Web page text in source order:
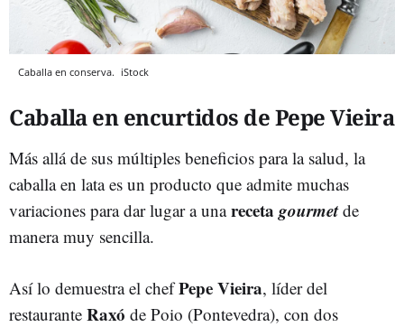
Caballa en conserva. iStock
Caballa en encurtidos de Pepe Vieira
Más allá de sus múltiples beneficios para la salud, la
caballa en lata es un producto que admite muchas
variaciones para dar lugar a unareceta gourmet de
manera muy sencilla.
Así lo demuestra el chefPepe Vieira, líder del
restaurante Raxó de Poio (Pontevedra), con dos